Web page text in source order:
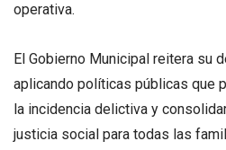
operativa.
El Gobierno Municipal reitera su
aplicando políticas públicas que
la incidencia delictiva y
justicia social para todas las